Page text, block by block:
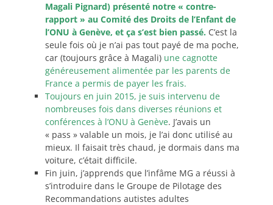
Magali Pignard) présenté notre « contre-
rapport » au Comité des Droits de l’Enfant de
l’ONU à Genève, et ça s’est bien passé. C’est la
seule fois où je n’ai pas tout payé de ma poche,
car (toujours grâce à Magali) une cagnotte
généreusement alimentée par les parents de
France a permis de payer les frais.
Toujours en juin 2015, je suis intervenu de
nombreuses fois dans diverses réunions et
conférences à l’ONU à Genève. J’avais un
« pass » valable un mois, je l’ai donc utilisé au
mieux. Il faisait très chaud, je dormais dans ma
voiture, c’était difficile.
Fin juin, j’apprends que l’infâme MG a réussi à
s’introduire dans le Groupe de Pilotage des
Recommandations autistes adultes